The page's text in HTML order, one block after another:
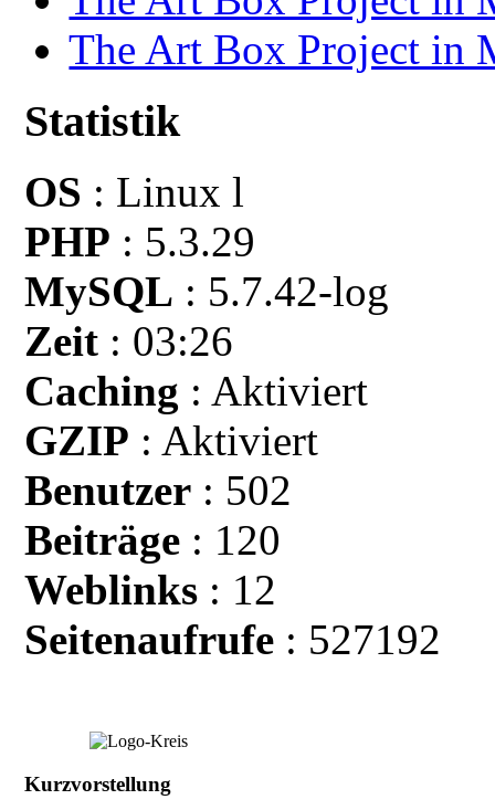
The Art Box Project in
Statistik
OS : Linux l
PHP : 5.3.29
MySQL : 5.7.42-log
Zeit : 03:26
Caching : Aktiviert
GZIP : Aktiviert
Benutzer : 502
Beiträge : 120
Weblinks : 12
Seitenaufrufe : 527192
Kurzvorstellung